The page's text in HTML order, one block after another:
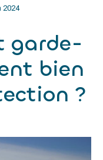
2024
garde-
bien
?